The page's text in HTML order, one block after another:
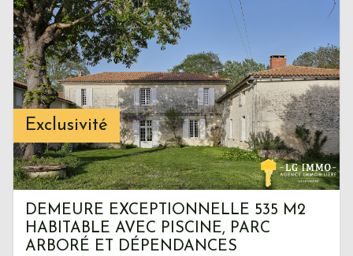
Exclusivité
DEMEURE EXCEPTIONNELLE 535 M2
HABITABLE AVEC PISCINE, PARC
ARBORÉ ET DÉPENDANCES